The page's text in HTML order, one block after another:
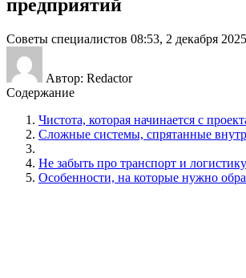
предприятий
Советы специалистов 08:53, 2 декабря 2025
Автор: Redactor
Содержание
Чистота, которая начинается с
Сложные системы, спрятанные
Не забыть про транспорт и логистику
Особенности, на которые нужно